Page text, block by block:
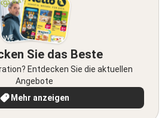
Sie das Beste
Entdecken Sie die aktuellen
Angebote
Mehr anzeigen